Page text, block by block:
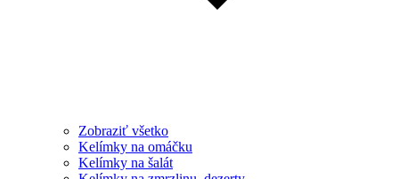
Zobraziť všetko
Kelímky na omáčku
Kelímky na šalát